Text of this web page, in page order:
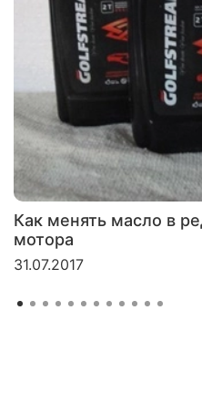
Как менять масло в
мотора
31.07.2017